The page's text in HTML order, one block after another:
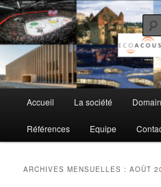
Aller
au
contenu
principal
Aller
au
contenu
secondaireEcoAcoustique
principal
Accueil La société
Références Equipe
ARCHIVES MENSUELLES :AOÛT